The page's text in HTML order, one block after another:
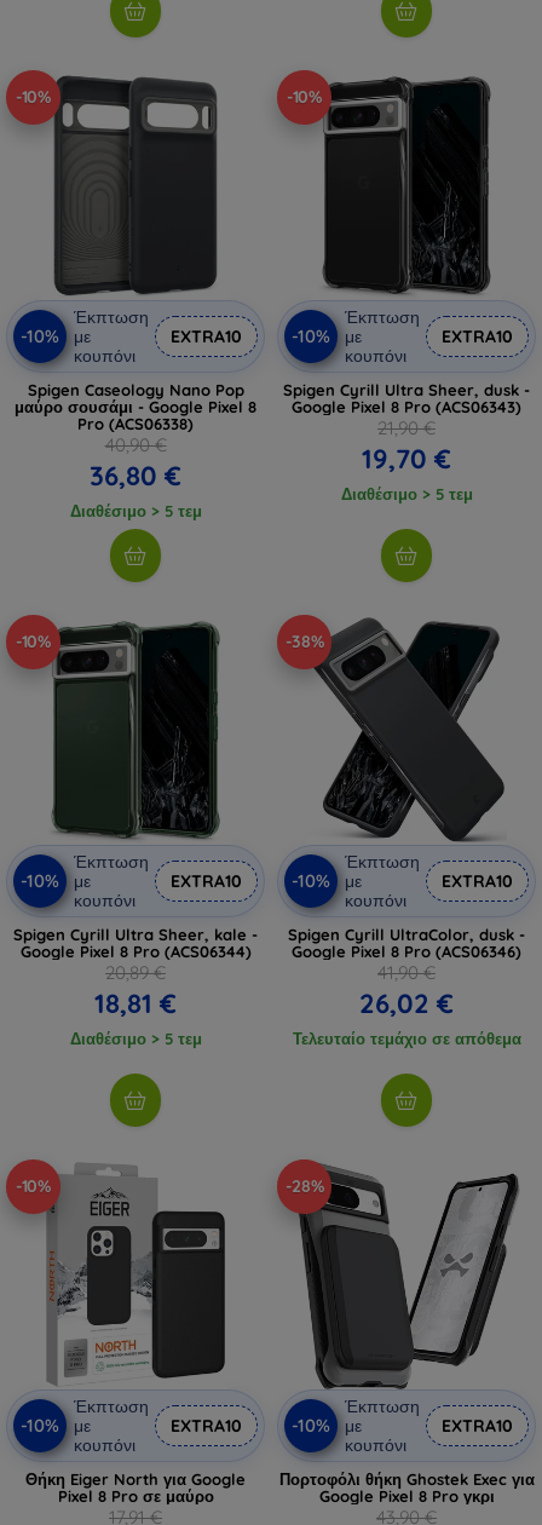
-10%
-10%
Έκπτωση
με
κουπόνι
EXTRA10
Spigen Caseology Nano Pop
μαύρο σουσάμι - Google Pixel 8
Pro (ACS06338)
40,90 €
36,80 €
Διαθέσιμο > 5 τεμ
-10%
-10%
Έκπτωση
με
κουπόνι
EXTRA10
Spigen Cyrill Ultra Sheer, dusk -
Google Pixel 8 Pro (ACS06343)
21,90 €
19,70 €
Διαθέσιμο > 5 τεμ
-10%
-10%
Έκπτωση
με
κουπόνι
EXTRA10
Spigen Cyrill Ultra Sheer, kale -
Google Pixel 8 Pro (ACS06344)
20,89 €
18,81 €
Διαθέσιμο > 5 τεμ
-38%
-10%
Έκπτωση
με
κουπόνι
EXTRA10
Spigen Cyrill UltraColor, dusk -
Google Pixel 8 Pro (ACS06346)
41,90 €
26,02 €
Τελευταίο τεμάχιο σε απόθεμα
-10%
-10%
Έκπτωση
με
κουπόνι
EXTRA10
Θήκη Eiger North για Google
Pixel 8 Pro σε μαύρο
17,91 €
-28%
-10%
Έκπτωση
με
κουπόνι
EXTRA10
Πορτοφόλι θήκη Ghostek Exec για
Google Pixel 8 Pro γκρι
43,90 €